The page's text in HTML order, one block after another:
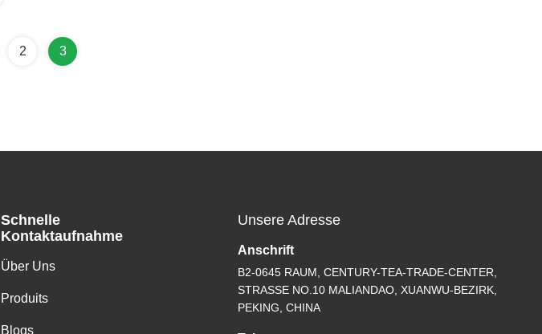
2 3
Schnelle
Kontaktaufnahme
Über Uns
Produits
Blogs
Unsere Adresse
Anschrift
B2-0645 RAUM, CENTURY-TEA-TRADE-CENTER,
STRASSE NO.10 MALIANDAO, XUANWU-BEZIRK,
PEKING, CHINA